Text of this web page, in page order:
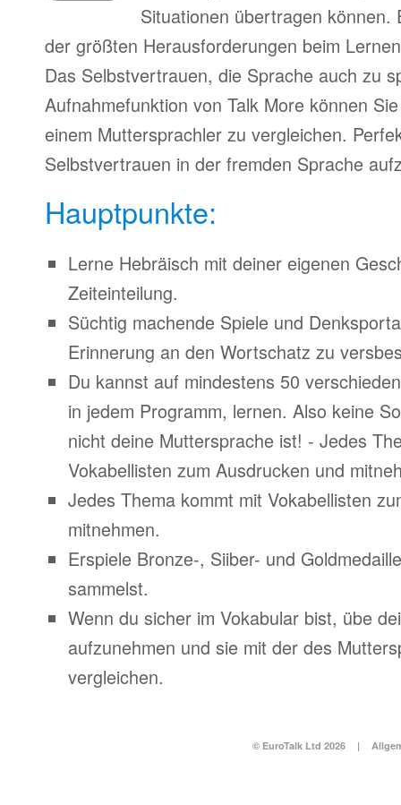
Situationen übertragen können.
der größten Herausforderungen beim
Das Selbstvertrauen, die Sprache auch zu
Aufnahmefunktion von Talk More können
einem Muttersprachler zu vergleichen.
Selbstvertrauen in der fremden Sprache
Hauptpunkte:
Lerne Hebräisch mit deiner eigenen
Zeiteinteilung.
Süchtig machende Spiele und
Erinnerung an den Wortschatz zu
Du kannst auf mindestens 50
in jedem Programm, lernen. Also keine
nicht deine Muttersprache ist! - Jedes
Vokabellisten zum Ausdrucken und
Jedes Thema kommt mit Vokabellisten
mitnehmen.
Erspiele Bronze-, Siiber- und
sammelst.
Wenn du sicher im Vokabular bist, übe
aufzunehmen und sie mit der des
vergleichen.
© EuroTalk Ltd 2026 |